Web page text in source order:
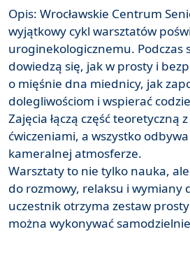
Opis: Wrocławskie Centrum
wyjątkowy cykl warsztatów
uroginekologicznemu. Podczas
dowiedzą się, jak w prosty i
o mięśnie dna miednicy, jak
dolegliwościom i wspierać
Zajęcia łączą część teoretyczną
ćwiczeniami, a wszystko
kameralnej atmosferze.
Warsztaty to nie tylko nauka,
do rozmowy, relaksu i wymiany
uczestnik otrzyma zestaw
można wykonywać